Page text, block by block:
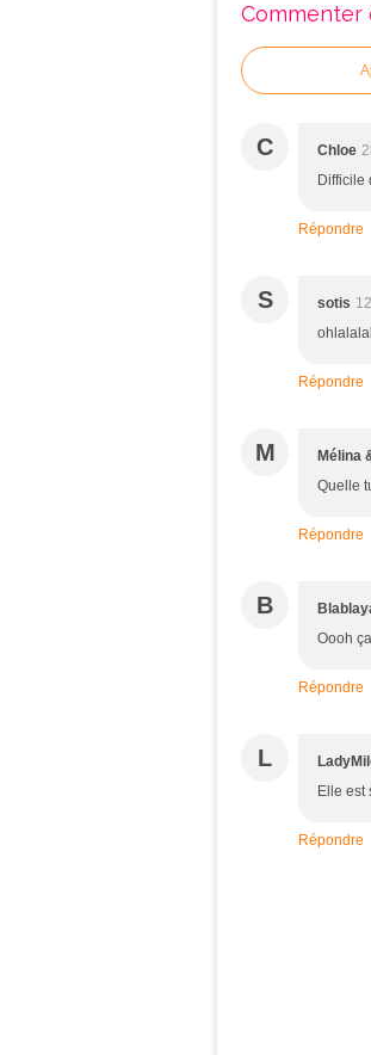
Commenter
C Chloe
Difficile
Répondre
S sotis
Répondre
M Mélina
Quelle
Répondre
B
Oooh
Répondre
L
Elle est
Répondre